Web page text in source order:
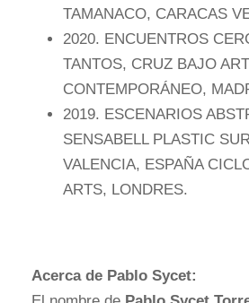
TAMANACO, CARACAS
2020. ENCUENTROS
TANTOS, CRUZ BAJO
CONTEMPORÁNEO,
2019. ESCENARIOS
SENSABELL PLASTIC
VALENCIA, ESPAÑA
ARTS, LONDRES.
Acerca de Pablo Sycet: